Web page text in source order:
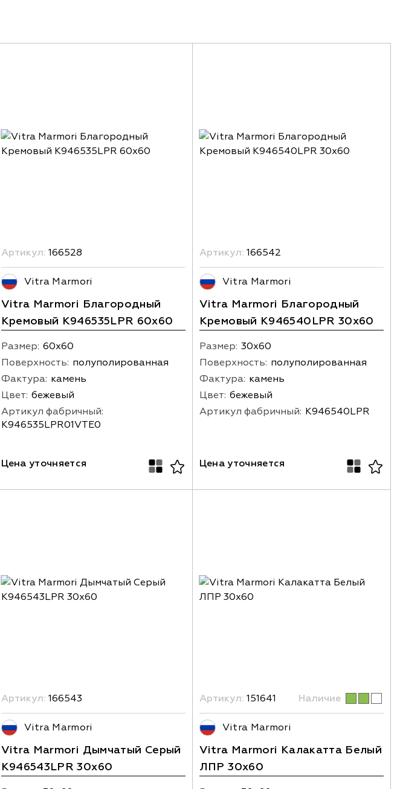
Артикул: 166528
Vitra Marmori
Vitra Marmori Благородный
Кремовый K946535LPR 60x60
Размер: 60х60
Поверхность: полуполированная
Фактура: камень
Цвет: бежевый
Артикул фабричный:
K946535LPR01VTE0
Цена уточняется
Артикул: 166542
Vitra Marmori
Vitra Marmori Благородный
Кремовый K946540LPR 30x60
Размер: 30х60
Поверхность: полуполированная
Фактура: камень
Цвет: бежевый
Артикул фабричный: K946540LPR
Цена уточняется
Артикул: 166543
Vitra Marmori
Vitra Marmori Дымчатый Серый
K946543LPR 30x60
Артикул: 151641 Наличие
Vitra Marmori
Vitra Marmori Калакатта Белый
ЛПР 30x60